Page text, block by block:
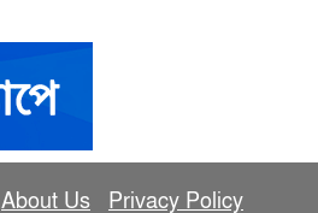
About Us Privacy Policy